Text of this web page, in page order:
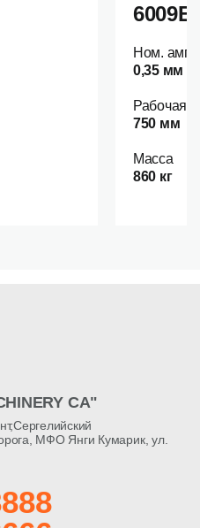
6009E
Ном.
0,35 мм
Рабочая
750 мм
Масса
860 кг
CA"
МФО Янги Кумарик, ул.